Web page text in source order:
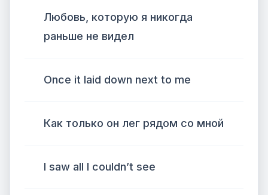
Любовь, которую я никогда
раньше не видел
Once it laid down next to me
Как только он лег рядом со мной
I saw all I couldn’t see